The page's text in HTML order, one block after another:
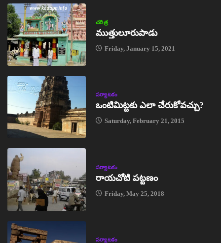
చరిత్ర
ముత్తులూరుపాడు
Friday, January 15, 2021
పర్యాటకం
ఒంటిమిట్టకు ఎలా చేరుకోవచ్చు?
Saturday, February 21, 2015
పర్యాటకం
రాయచోటి పట్టణం
Friday, May 25, 2018
పర్యాటకం